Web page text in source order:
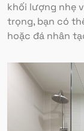
khối lượng nhẹ
trọng, bạn có
hoặc đá nhân